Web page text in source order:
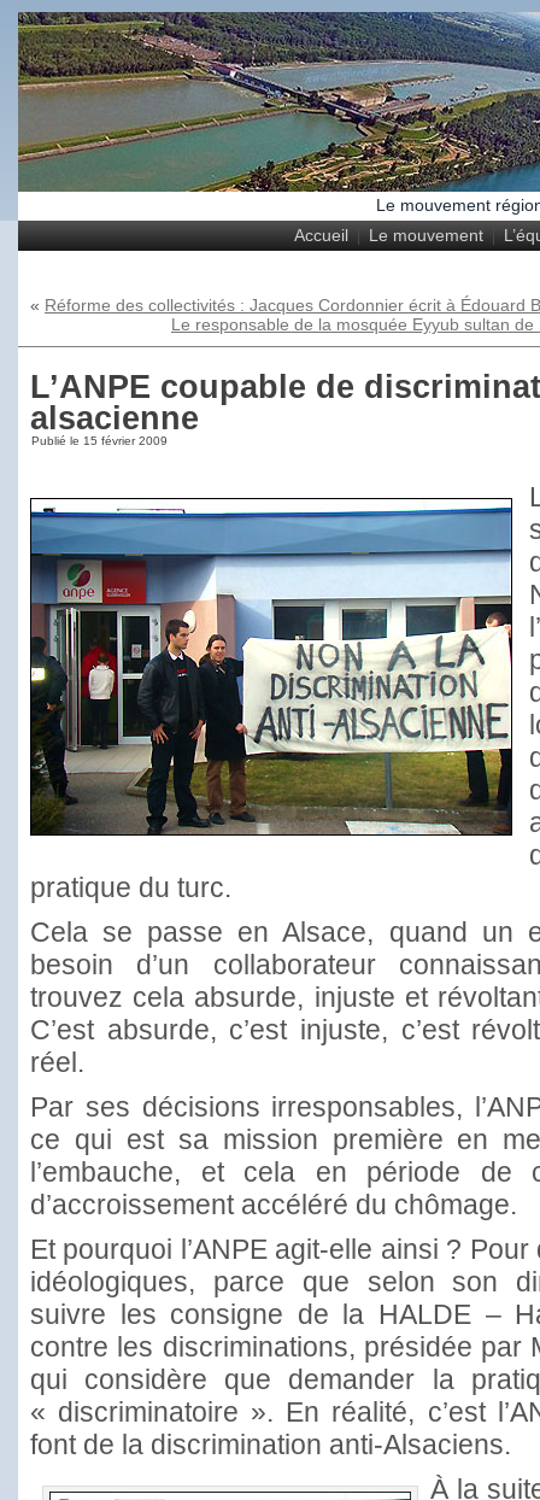
Le mouvement
Accueil
Le mouvement
« Réforme des collectivités : Jacques Cordonnier écrit à Édouard
Le responsable de la mosquée Eyyub sultan
L’ANPE coupable de
alsacienne
Publié le 15 février 2009
pratique du turc.
Cela se passe en Alsace, quand un
besoin d’un collaborateur
trouvez cela absurde, injuste et
C’est absurde, c’est injuste, c’est
réel.
Par ses décisions irresponsables,
ce qui est sa mission première en
l’embauche, et cela en période de
d’accroissement accéléré du chômage.
Et pourquoi l’ANPE agit-elle ainsi ?
idéologiques, parce que selon son
suivre les consigne de la HALDE –
contre les discriminations, présidée par
qui considère que demander la
« discriminatoire ». En réalité, c’est
font de la discrimination anti-Alsaciens.
À la